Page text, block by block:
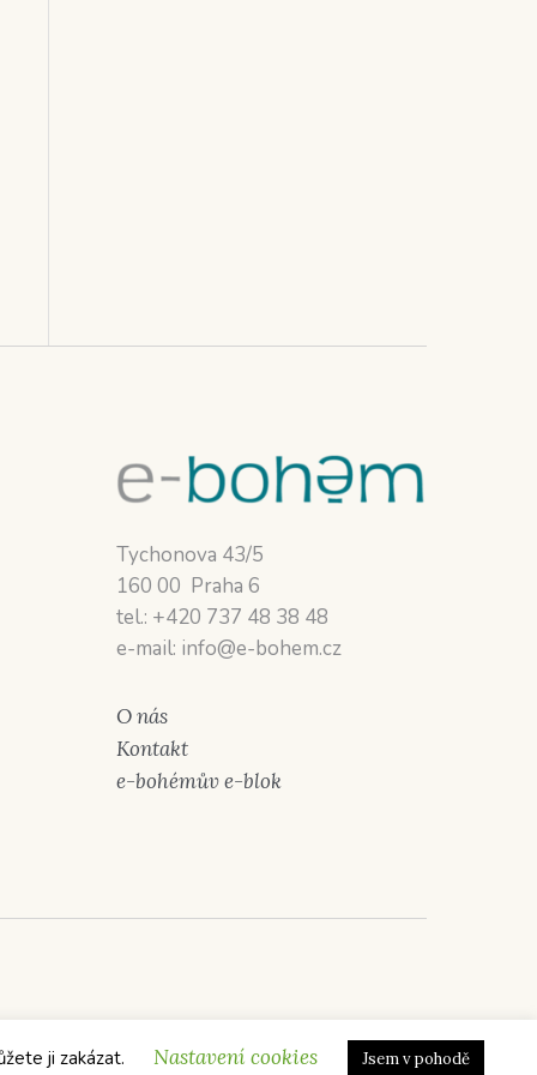
Tychonova 43/5
160 00 Praha 6
tel.: +420 737 48 38 48
e-mail: info@e-bohem.cz
O nás
Kontakt
e-bohémův e-blok
ji zakázat. Nastavení cookies Jsem v pohodě